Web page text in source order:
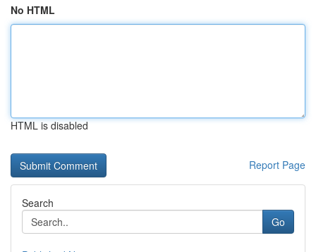
No HTML
HTML is disabled
Report Page
Search
Go